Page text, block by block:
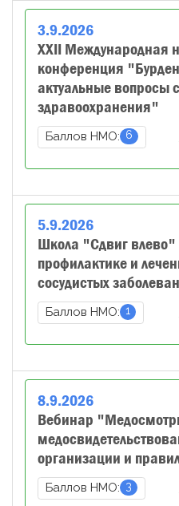
3.9.2026
XXII Международная
конференция
актуальные вопросы
здравоохранения"
Баллов НМО: 6
5.9.2026
Школа "Сдвиг
профилактике и
сосудистых
Баллов НМО: 1
8.9.2026
Вебинар
организации и
Баллов НМО: 3